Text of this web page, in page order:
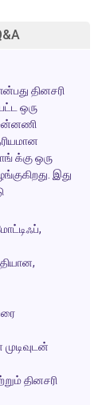
தினசரி
ஒரு
க்கு ஒரு
இது
தினசரி